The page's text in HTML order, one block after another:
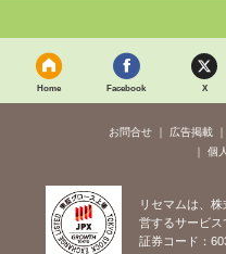
Home Facebook X
お問合せ 広告掲載
個
リセマムは、
営するサービス
証券コード：